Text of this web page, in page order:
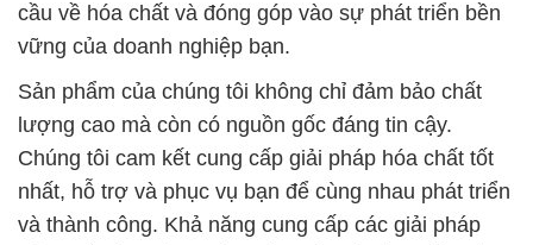
cầu về hóa chất và đóng góp vào sự phát triển bền
vững của doanh nghiệp bạn.
Sản phẩm của chúng tôi không chỉ đảm bảo chất
lượng cao mà còn có nguồn gốc đáng tin cậy.
Chúng tôi cam kết cung cấp giải pháp hóa chất tốt
nhất, hỗ trợ và phục vụ bạn để cùng nhau phát triển
và thành công. Khả năng cung cấp các giải pháp